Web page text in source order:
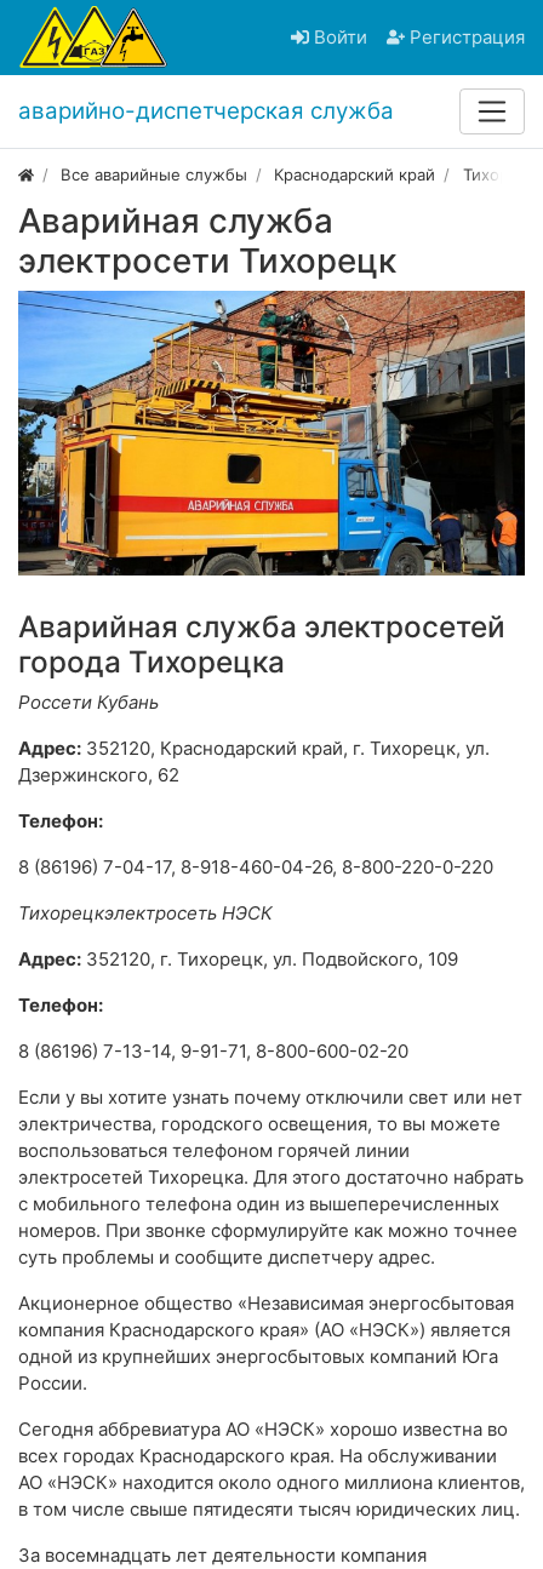
Войти Регистрация
аварийно-диспетчерская служба
Все аварийные службы Краснодарский край Тихорецк
Аварийная служба
электросети Тихорецк
Аварийная служба электросетей
города Тихорецка
Россети Кубань
Адрес: 352120, Краснодарский край, г. Тихорецк, ул.
Дзержинского, 62
Телефон:
8 (86196) 7-04-17, 8-918-460-04-26, 8-800-220-0-220
Тихорецкэлектросеть НЭСК
Адрес: 352120, г. Тихорецк, ул. Подвойского, 109
Телефон:
8 (86196) 7-13-14, 9-91-71, 8-800-600-02-20
Если у вы хотите узнать почему отключили свет или нет
электричества, городского освещения, то вы можете
воспользоваться телефоном горячей линии
электросетей Тихорецка. Для этого достаточно набрать
с мобильного телефона один из вышеперечисленных
номеров. При звонке сформулируйте как можно точнее
суть проблемы и сообщите диспетчеру адрес.
Акционерное общество «Независимая энергосбытовая
компания Краснодарского края» (АО «НЭСК») является
одной из крупнейших энергосбытовых компаний Юга
России.
Сегодня аббревиатура АО «НЭСК» хорошо известна во
всех городах Краснодарского края. На обслуживании
АО «НЭСК» находится около одного миллиона клиентов,
в том числе свыше пятидесяти тысяч юридических лиц.
За восемнадцать лет деятельности компания